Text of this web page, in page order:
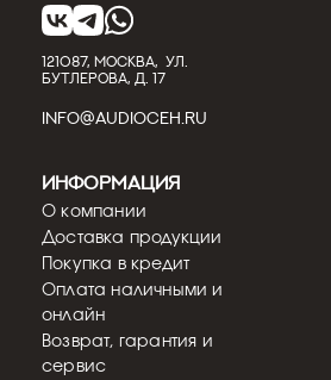
121087, МОСКВА, УЛ.
БУТЛЕРОВА, Д. 17
INFO@AUDIOCEH.RU
Информация
О компании
Доставка продукции
Покупка в кредит
Оплата наличными и
онлайн
Возврат, гарантия и
сервис